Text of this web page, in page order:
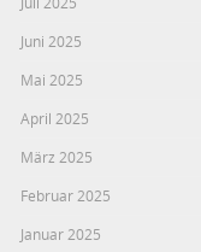
Juni 2025
Mai 2025
April 2025
März 2025
Februar 2025
Januar 2025